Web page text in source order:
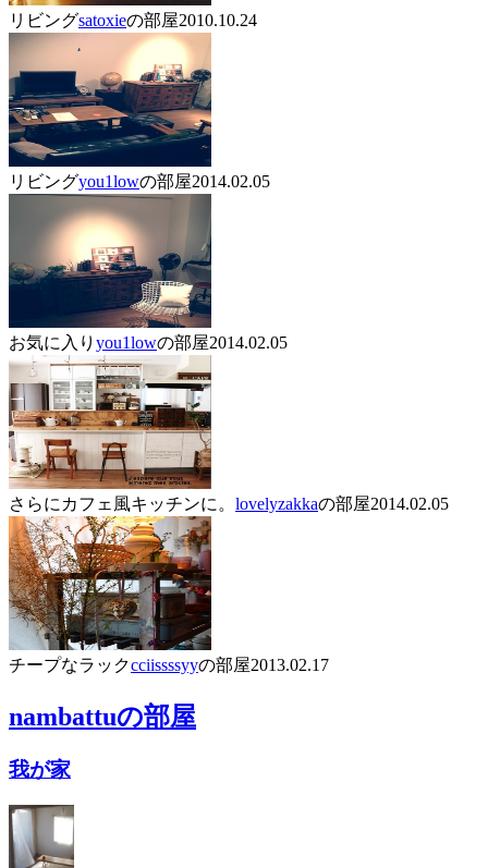
リビングsatoxieの部屋2010.10.24
リビングyou1lowの部屋2014.02.05
お気に入り you1lowの部屋2014.02.05
さらにカフェ風キッチンに。 lovelyzakkaの部屋2014.02.05
チープなラックcciissssyyの部屋2013.02.17
nambattuの部屋
我が家